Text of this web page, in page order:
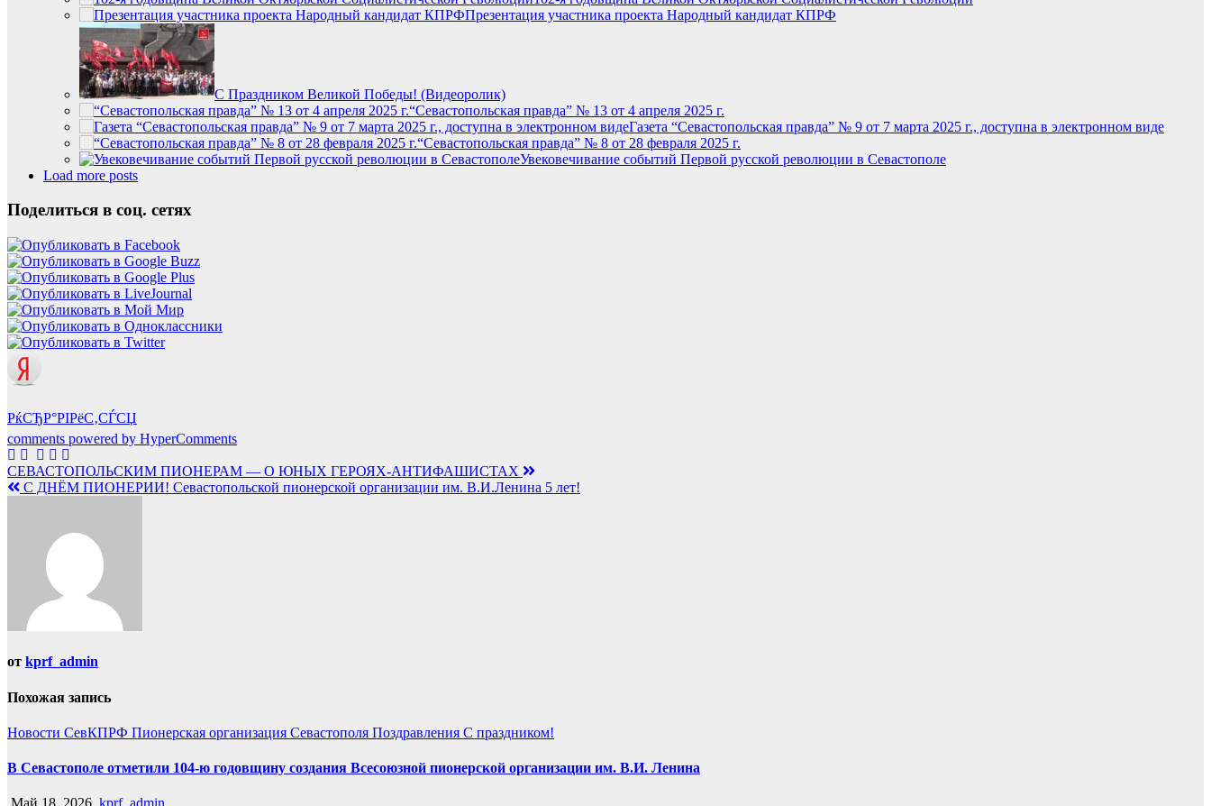
Презентация участника проекта Народный кандидат КПРФ
С Праздником Великой Победы! (Видеоролик)
“Севастопольская правда” № 13 от 4 апреля 2025 г.
Газета “Севастопольская правда” № 9 от 7 марта 2025 г., доступна в электронном виде
“Севастопольская правда” № 8 от 28 февраля 2025 г.
Увековечивание событий Первой русской революции в Севастополе
Load more posts
Поделиться в соц. сетях
РќСЂР°РІРёС‚СЃСЏ
comments powered by HyperComments
Навигация
по
СЕВАСТОПОЛЬСКИМ ПИОНЕРАМ — О ЮНЫХ ГЕРОЯХ-АНТИФАШИСТАХ
С ДНЁМ ПИОНЕРИИ! Севастопольской пионерской организации им. В.И.Ленина 5 лет!
от kprf_admin
Похожая запись
Новости СевКПРФ Пионерская организация Севастополя Поздравления С праздником!
В Севастополе отметили 104-ю годовщину создания Всесоюзной пионерской организации им. В.И. Ленина